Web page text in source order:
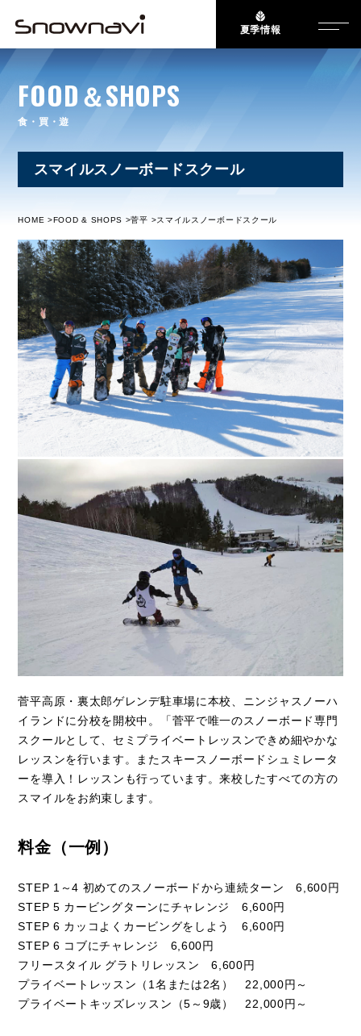
夏季情報
FOOD＆SHOPS
食・買・遊
スマイルスノーボードスクール
HOME FOOD & SHOPS 菅平 スマイルスノーボードスクール
菅平高原・裏太郎ゲレンデ駐車場に本校、ニンジャスノーハ
イランドに分校を開校中。「菅平で唯一のスノーボード専門
スクールとして、セミプライベートレッスンできめ細やかな
レッスンを行います。またスキースノーボードシュミレータ
ーを導入！レッスンも行っています。来校したすべての方の
スマイルをお約束します。
料金（一例）
STEP 1～4 初めてのスノーボードから連続ターン 6,600円
STEP 5 カービングターンにチャレンジ 6,600円
STEP 6 カッコよくカービングをしよう 6,600円
STEP 6 コブにチャレンジ 6,600円
フリースタイル グラトリレッスン 6,600円
プライベートレッスン（1名または2名） 22,000円～
プライベートキッズレッスン（5～9歳） 22,000円～